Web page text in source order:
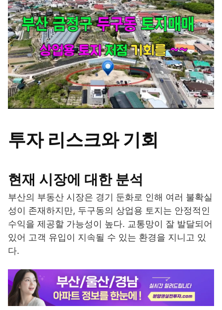
투자 리스크와 기회
현재 시장에 대한 분석
부산의 부동산 시장은 경기 둔화로 인해 여러 불확실
성이 존재하지만, 두구동의 상업용 토지는 안정적인
수익을 제공할 가능성이 높다. 교통망이 잘 발달되어
있어 고객 유입이 지속될 수 있는 환경을 지니고 있
다.